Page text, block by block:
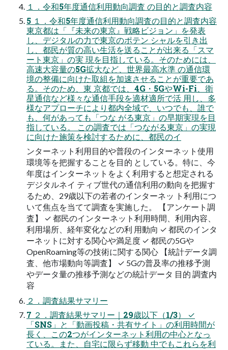
１．令和5年度通信利用動向調査 の目的と調査内容
5 １．令和5年度通信利用動向調査の目的と調査内容
東京都は「『未来の東京』戦略ビジョン」を発表
し、デジタルの力で東京のポテン シャルを引き出
し、都民が質の高い生活を送ることが出来る「スマ
ート東京」の実 現を目指している。そのためには、
高速大容量の5G拡大など、世界最高水準 の通信環
境の整備に向けた取組を加速させることが重要であ
る。そのため、東 京都では、4G・5GやWi-Fi、衛
星通信など様々な通信手段を適材適所で活 用し、多
様なアプローチにより都内全域で、いつでも、誰で
も、何があっても「つな がる東京」の早期実現を目
指している。 この調査では「つながる東京」の実現
に向けた施策を検討するために、都民のイ
ンターネット利用目的や普段のインターネット使用
環境等を把握することを目的 としている。特に、今
年度はインターネットをよく利用すると想定される
デジタルネイ ティブ世代の通信利用の動向を把握す
るため、29歳以下の若者のインターネッ ト利用につ
いて焦点を当てて調査を実施した。 【アンケート調
査】 ✓ 都民のインターネット利用時間、利用内容、
利用場所、経年変化などの利 用動向 ✓ 都民のインタ
ーネットに対する関心や満足度 ✓ 都民の5Gや
OpenRoaming等の技術に関する関心 【統計データ調
査、他市場動向等調査】 ✓ 5Gの普及率の推移予測
やデータ量の推移予測などの統計データ 目的 調査内
容
２．調査結果サマリー
7 ２．調査結果サマリー｜29歳以下（1/3） ✓
「SNS」と「動画投稿・共有サイト」の利用時間が
長く、この2つがインターネット利用の中心となっ
ている。また、自宅に限らず移動 中でもこれらを利